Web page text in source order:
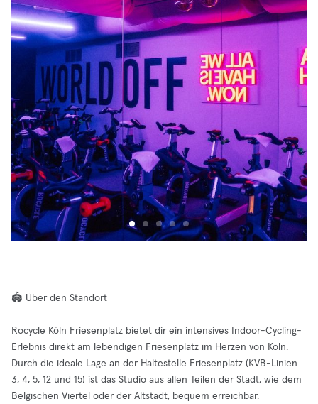
🏟️ Über den Standort
Rocycle Köln Friesenplatz bietet dir ein intensives Indoor-Cycling-
Erlebnis direkt am lebendigen Friesenplatz im Herzen von Köln.
Durch die ideale Lage an der Haltestelle Friesenplatz (KVB-Linien
3, 4, 5, 12 und 15) ist das Studio aus allen Teilen der Stadt, wie dem
Belgischen Viertel oder der Altstadt, bequem erreichbar.